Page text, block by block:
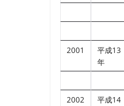
2001
平成13
年
2002
平成14